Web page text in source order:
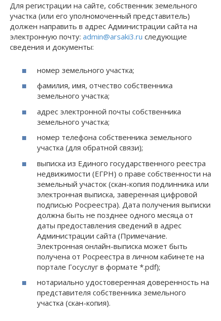
Для регистрации на сайте, собственник земельного
участка (или его уполномоченный представитель)
должен направить в адрес Администрации сайта на
электронную почту: admin@arsaki3.ru следующие
сведения и документы:
номер земельного участка;
фамилия, имя, отчество собственника
земельного участка;
адрес электронной почты собственника
земельного участка;
номер телефона собственника земельного
участка (для обратной связи);
выписка из Единого государственного реестра
недвижимости (ЕГРН) о праве собственности на
земельный участок (скан-копия подлинника или
электронная выписка, заверенная цифровой
подписью Росреестра). Дата получения выписки
должна быть не позднее одного месяца от
даты предоставления сведений в адрес
Администрации сайта (Примечание.
Электронная онлайн-выписка может быть
получена от Росреестра в личном кабинете на
портале Госуслуг в формате *.pdf);
нотариально удостоверенная доверенность на
представителя собственника земельного
участка (скан-копия).